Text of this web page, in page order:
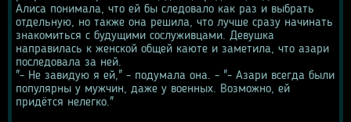
Алиса понимала, что ей бы следовало как раз и выбрать
отдельную, но также она решила, что лучше сразу начинать
знакомиться с будущими сослуживцами. Девушка
направилась к женской общей каюте и заметила, что азари
последовала за ней.
"- Не завидую я ей," - подумала она. - "- Азари всегда были
популярны у мужчин, даже у военных. Возможно, ей
придётся нелегко."